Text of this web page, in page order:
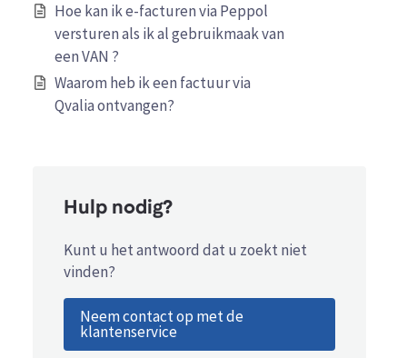
Hoe kan ik e-facturen via Peppol
versturen als ik al gebruikmaak van
een VAN ?
Waarom heb ik een factuur via
Qvalia ontvangen?
Hulp nodig?
Kunt u het antwoord dat u zoekt niet
vinden?
Neem contact op met de
klantenservice